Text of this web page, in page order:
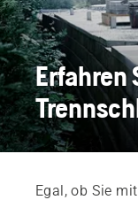
Erfahren
Egal, ob Sie